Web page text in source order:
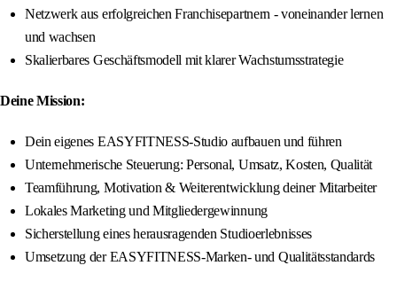
Netzwerk aus erfolgreichen Franchisepartnern - voneinander lernen
und wachsen
Skalierbares Geschäftsmodell mit klarer Wachstumsstrategie
Deine Mission:
Dein eigenes EASYFITNESS-Studio aufbauen und führen
Unternehmerische Steuerung: Personal, Umsatz, Kosten, Qualität
Teamführung, Motivation & Weiterentwicklung deiner Mitarbeiter
Lokales Marketing und Mitgliedergewinnung
Sicherstellung eines herausragenden Studioerlebnisses
Umsetzung der EASYFITNESS-Marken- und Qualitätsstandards